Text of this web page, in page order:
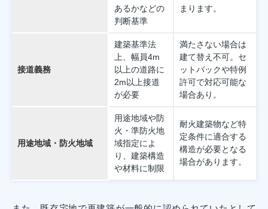
あるかなどの
判断基準
まります。
接道義務
建築基準法
上、幅員4m
以上の道路に
2m以上接道
が必要
満たさない場合は
建て替え不可。セ
ットバックや特例
許可で対応可能な
場合あり。
用途地域・防火地域
用途地域や防
火・準防火地
域指定によ
り、建築構造
や材料に制限
耐火建築物など特
定条件に適合する
構造が必要となる
場合があります。